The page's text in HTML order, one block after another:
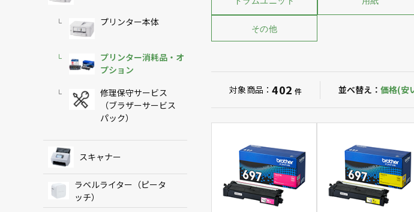
プリンター本体
プリンター消耗品・オ
プション
修理保守サービス
（ブラザーサービス
パック）
スキャナー
ラベルライター（ピータ
ッチ）
その他
対象商品：402 件 並べ替え： 価格(安